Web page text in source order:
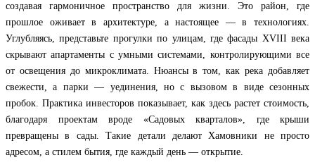
создавая гармоничное пространство для жизни. Это район, где
прошлое оживает в архитектуре, а настоящее — в технологиях.
Углубляясь, представьте прогулки по улицам, где фасады XVIII века
скрывают апартаменты с умными системами, контролирующими все
от освещения до микроклимата. Нюансы в том, как река добавляет
свежести, а парки — уединения, но с вызовом в виде сезонных
пробок. Практика инвесторов показывает, как здесь растет стоимость,
благодаря проектам вроде «Садовых кварталов», где крыши
превращены в сады. Такие детали делают Хамовники не просто
адресом, а стилем бытия, где каждый день — открытие.